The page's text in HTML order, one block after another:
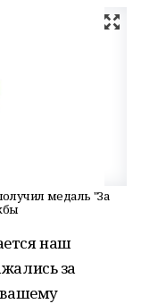
медаль "За
наш
за